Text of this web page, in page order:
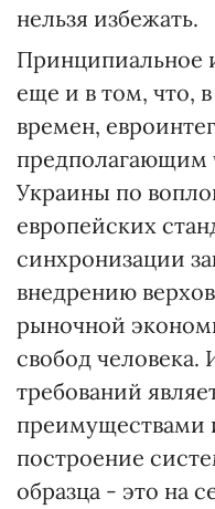
нельзя избежать.
Принципиальное
еще и в том, что,
времен,
предполагающим
Украины по
европейских
синхронизации
внедрению
рыночной
свобод
требований
преимуществами
построение
образца - это на